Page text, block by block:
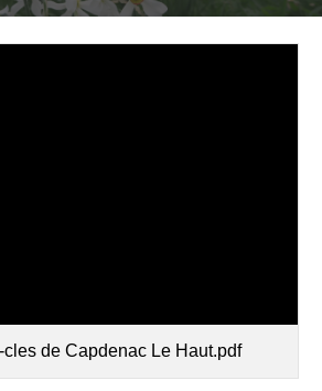
cles de Capdenac Le Haut.pdf